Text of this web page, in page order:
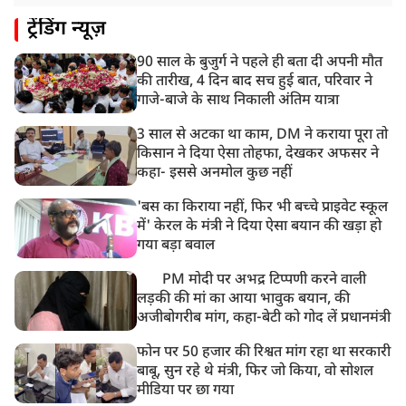
असम बाढ़: 13 जिलों में 15 लाख से ज्यादा लोग प्रभावित, मृतकों
10:21 AM
हिमाचल के चंबा में बड़ा सड़क हादसा, 7 यात्रियों की मौत; 11
घायल
ट्रेंडिंग न्यूज़
90 साल के बुजुर्ग ने पहले ही बता दी अपनी मौत
की तारीख, 4 दिन बाद सच हुई बात, परिवार ने
गाजे-बाजे के साथ निकाली अंतिम यात्रा
3 साल से अटका था काम, DM ने कराया पूरा तो
किसान ने दिया ऐसा तोहफा, देखकर अफसर ने
कहा- इससे अनमोल कुछ नहीं
'बस का किराया नहीं, फिर भी बच्चे प्राइवेट स्कूल
में' केरल के मंत्री ने दिया ऐसा बयान की खड़ा हो
गया बड़ा बवाल
PM मोदी पर अभद्र टिप्पणी करने वाली
लड़की की मां का आया भावुक बयान, की
अजीबोगरीब मांग, कहा-बेटी को गोद लें प्रधानमंत्री
फोन पर 50 हजार की रिश्वत मांग रहा था सरकारी
बाबू, सुन रहे थे मंत्री, फिर जो किया, वो सोशल
मीडिया पर छा गया